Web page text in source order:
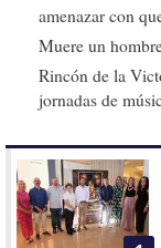
amenazar con
Muere un
Rincón de la
jornadas de